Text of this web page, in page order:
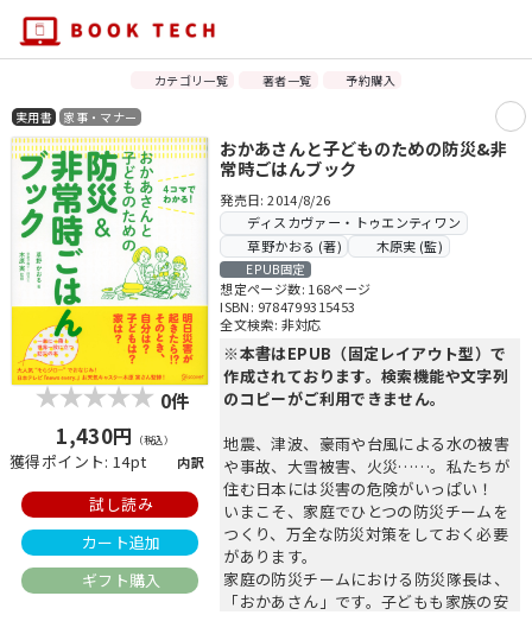
カテゴリ一覧 著者一覧 予約購入
実用書 家事・マナー
0件
1,430円 （税込）
獲得ポイント: 14pt 内訳
試し読み
カート追加
ギフト購入
おかあさんと子どものための防災&非
常時ごはんブック
発売日: 2014/8/26
ディスカヴァー・トゥエンティワン
草野かおる (著)
木原実 (監)
EPUB固定
想定ページ数: 168ページ
ISBN: 9784799315453
全文検索: 非対応
※本書はEPUB（固定レイアウト型）で
作成されております。検索機能や文字列
のコピーがご利用できません。
地震、津波、豪雨や台風による水の被害
や事故、大雪被害、火災……。私たちが
住む日本には災害の危険がいっぱい！
いまこそ、家庭でひとつの防災チームを
つくり、万全な防災対策をしておく必要
があります。
家庭の防災チームにおける防災隊長は、
「おかあさん」です。子どもも家族の安